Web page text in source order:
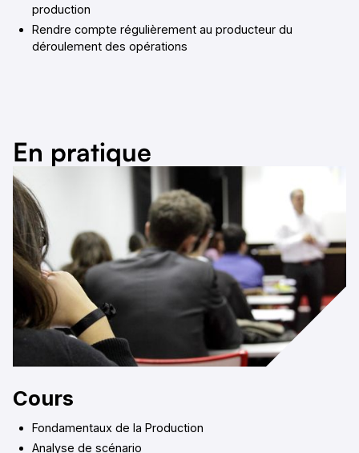
production
Rendre compte régulièrement au producteur du
déroulement des opérations
En pratique
Cours
Fondamentaux de la Production
Analyse de scénario